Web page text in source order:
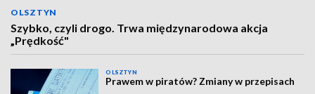
OLSZTYN
Szybko, czyli drogo. Trwa międzynarodowa akcja
„Prędkość"
OLSZTYN
Prawem w piratów? Zmiany w przepisach